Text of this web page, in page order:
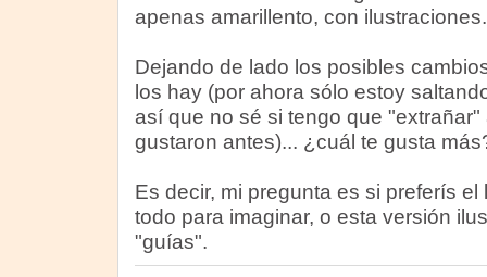
apenas amarillento, con ilustraciones.
Dejando de lado los posibles
los hay (por ahora sólo estoy
así que no sé si tengo que
gustaron antes)... ¿cuál te gusta
Es decir, mi pregunta es si preferís
todo para imaginar, o esta versión
"guías".